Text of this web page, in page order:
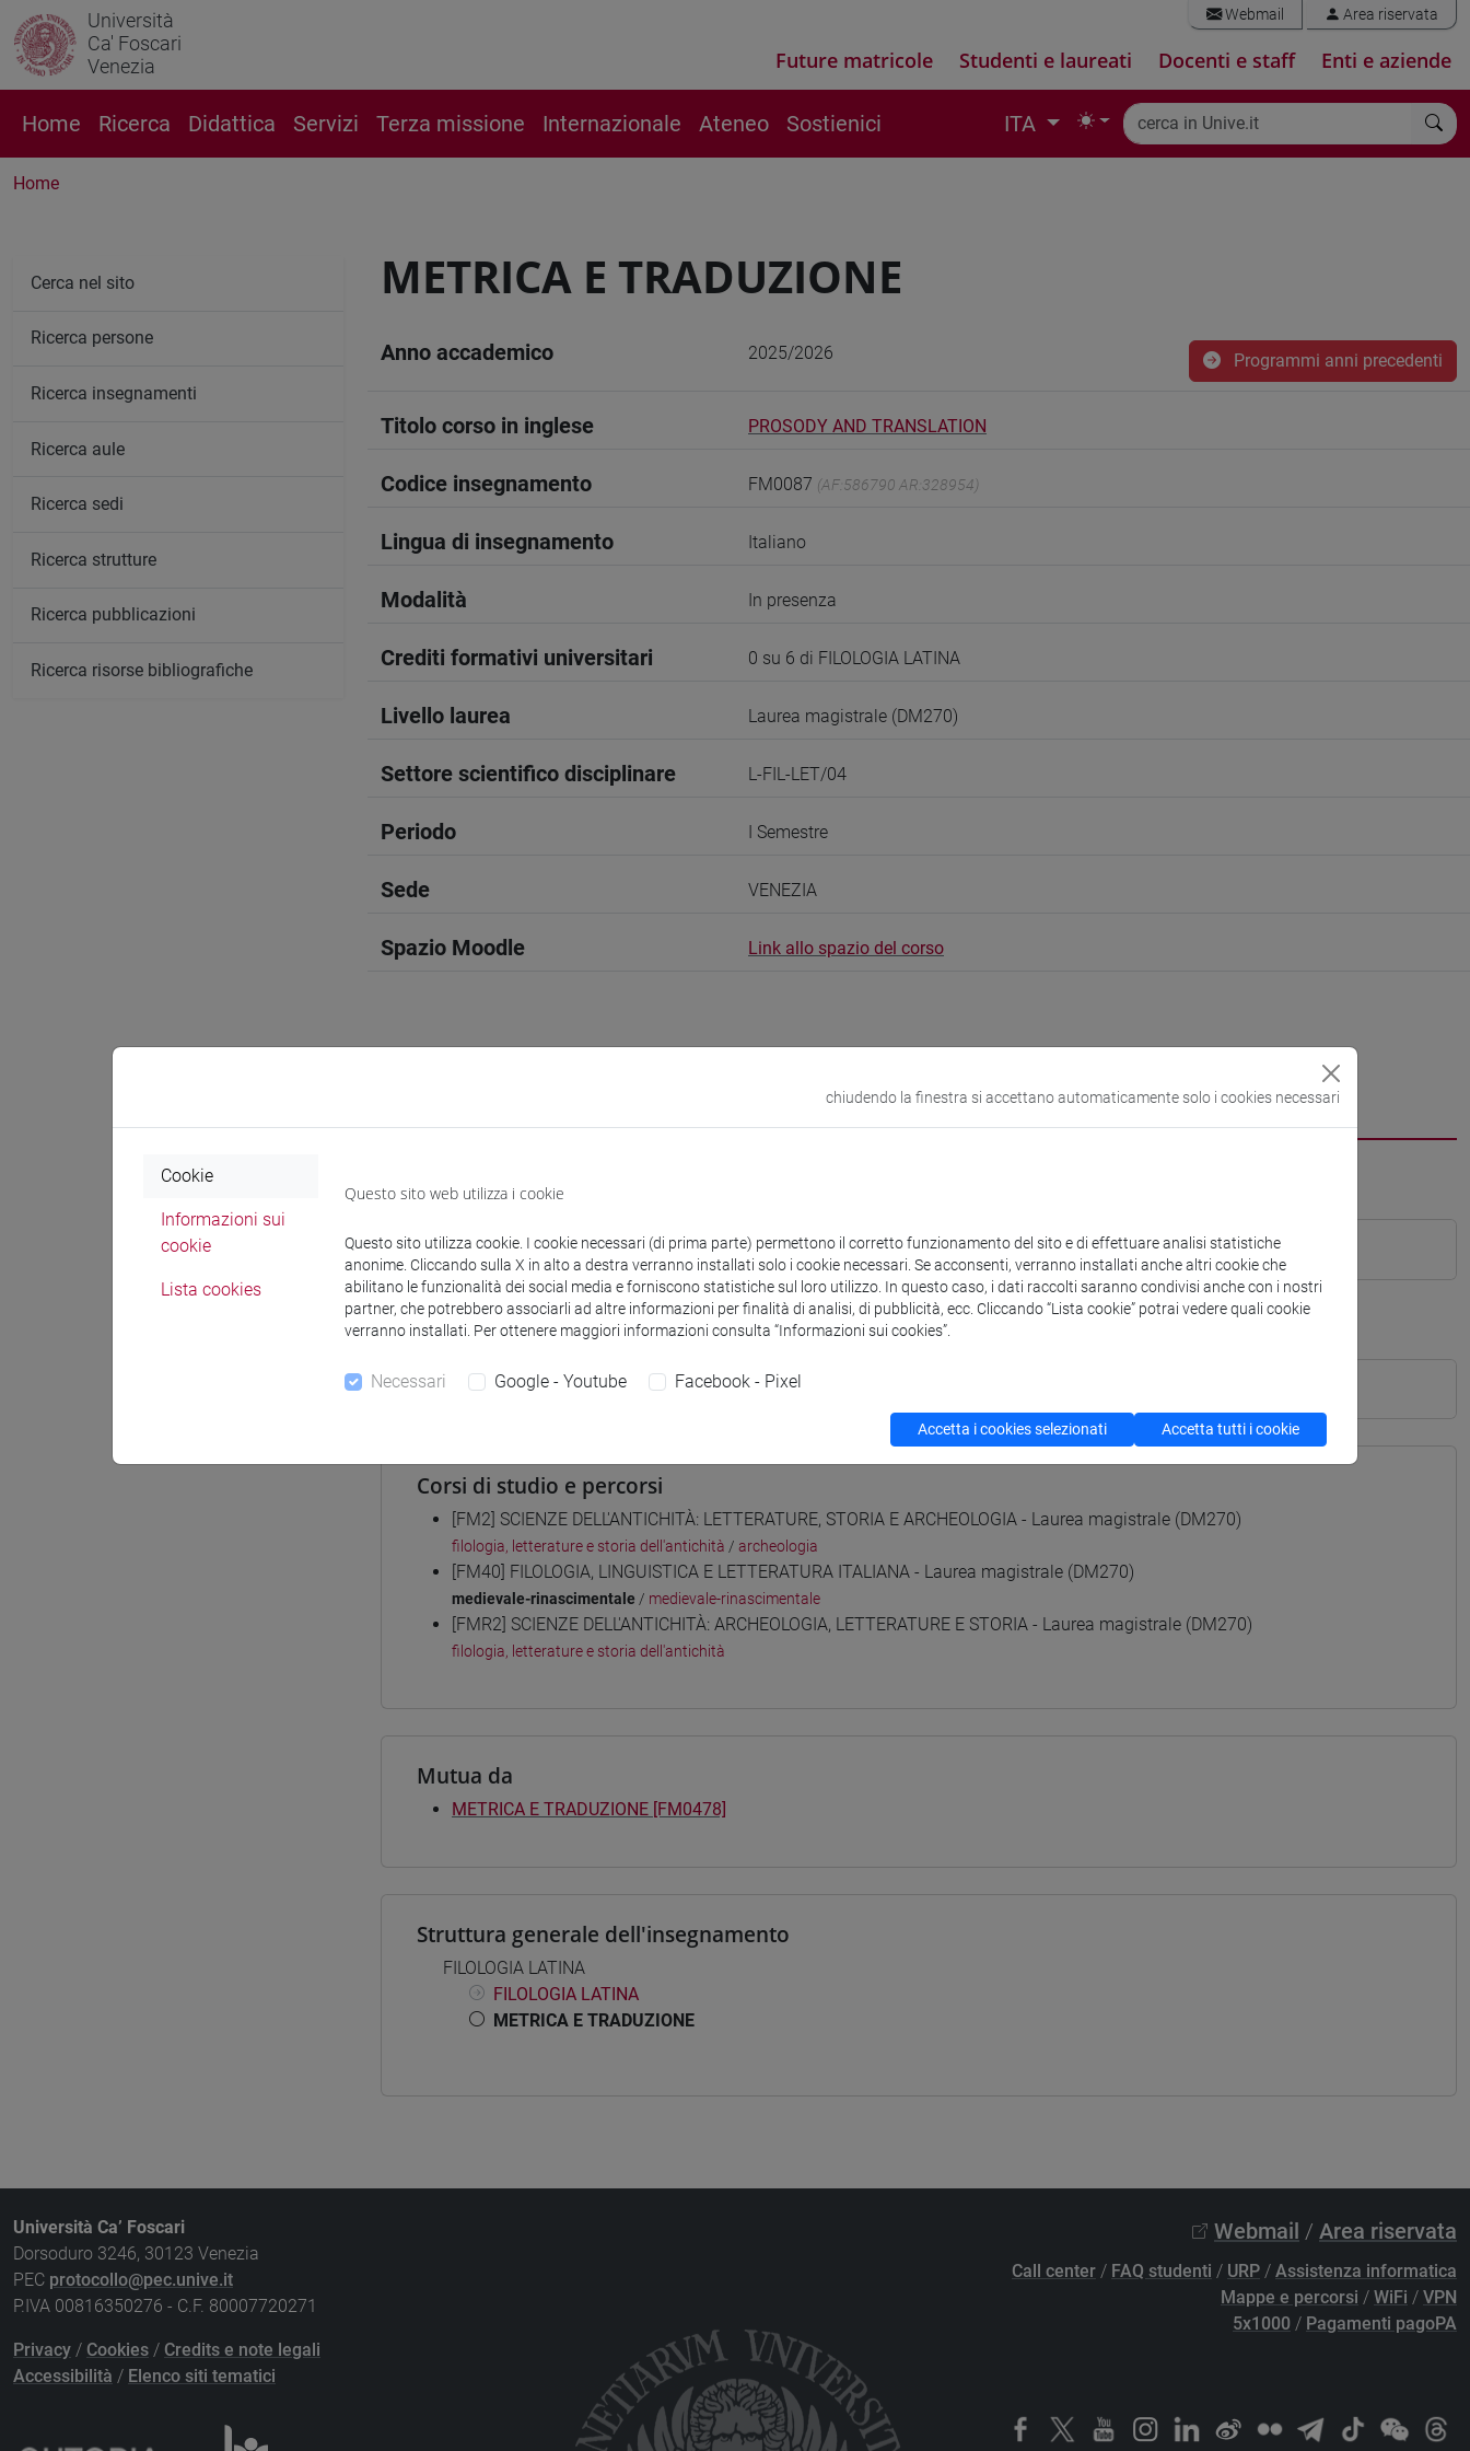
Università
Ca' Foscari
Venezia
Webmail Area riservata
Future matricole Studenti e laureati Docenti e staff Enti e aziende
Home Ricerca Didattica Servizi Terza missione Internazionale Ateneo Sostienici ITA
Home
METRICA E TRADUZIONE
Anno accademico 2025/2026 Programmi anni precedenti
Titolo corso in inglese PROSODY AND TRANSLATION
Codice insegnamento FM0087 (AF:586790 AR:328954)
Lingua di insegnamento Italiano
Modalità In presenza
Crediti formativi universitari 0 su 6 di FILOLOGIA LATINA
Livello laurea Laurea magistrale (DM270)
Settore scientifico disciplinare L-FIL-LET/04
Periodo I Semestre
Sede VENEZIA
Spazio Moodle Link allo spazio del corso
Docenti
VENUTI Martina- 30h Esercitazioni
Materiali didattici
Materiali su Moodle
Corsi di studio e percorsi
[FM2] SCIENZE DELL'ANTICHITÀ: LETTERATURE, STORIA E ARCHEOLOGIA - Laurea magistrale (DM270)
filologia, letterature e storia dell'antichità / archeologia
[FM40] FILOLOGIA, LINGUISTICA E LETTERATURA ITALIANA - Laurea magistrale (DM270)
medievale-rinascimentale / medievale-rinascimentale
[FMR2] SCIENZE DELL'ANTICHITÀ: ARCHEOLOGIA, LETTERATURE E STORIA - Laurea magistrale (DM270)
filologia, letterature e storia dell'antichità
Mutua da
METRICA E TRADUZIONE [FM0478]
Struttura generale dell'insegnamento
FILOLOGIA LATINA
FILOLOGIA LATINA
METRICA E TRADUZIONE
Cerca nel sito
Ricerca persone
Ricerca insegnamenti
Ricerca aule
Ricerca sedi
Ricerca strutture
Ricerca pubblicazioni
Ricerca risorse bibliografiche
Università Ca’ Foscari
Dorsoduro 3246, 30123 Venezia
PEC protocollo@pec.unive.it
P.IVA 00816350276 - C.F. 80007720271
Privacy / Cookies / Credits e note legali
Accessibilità / Elenco siti tematici
Webmail / Area riservata
Call center / FAQ studenti / URP / Assistenza informatica
Mappe e percorsi / WiFi / VPN
5x1000 / Pagamenti pagoPA
chiudendo la finestra si accettano automaticamente solo i cookies necessari
Cookie
Informazioni sui
cookie
Lista cookies
Questo sito web utilizza i cookie
Questo sito utilizza cookie. I cookie necessari (di prima parte) permettono il corretto funzionamento del sito e di effettuare analisi statistiche
anonime. Cliccando sulla X in alto a destra verranno installati solo i cookie necessari. Se acconsenti, verranno installati anche altri cookie che
abilitano le funzionalità dei social media e forniscono statistiche sul loro utilizzo. In questo caso, i dati raccolti saranno condivisi anche con i nostri
partner, che potrebbero associarli ad altre informazioni per finalità di analisi, di pubblicità, ecc. Cliccando “Lista cookie” potrai vedere quali cookie
verranno installati. Per ottenere maggiori informazioni consulta “Informazioni sui cookies”.
Necessari Google - Youtube Facebook - Pixel
Accetta i cookies selezionati Accetta tutti i cookie